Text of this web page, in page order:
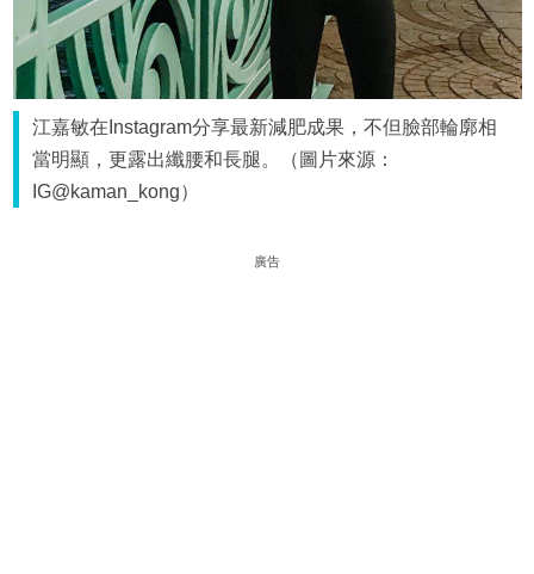
江嘉敏在Instagram分享最新減肥成果，不但臉部輪廓相
當明顯，更露出纖腰和長腿。（圖片來源：
IG@kaman_kong）
廣告